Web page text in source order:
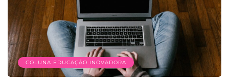
COLUNA EDUCAÇÃO INOVADORA